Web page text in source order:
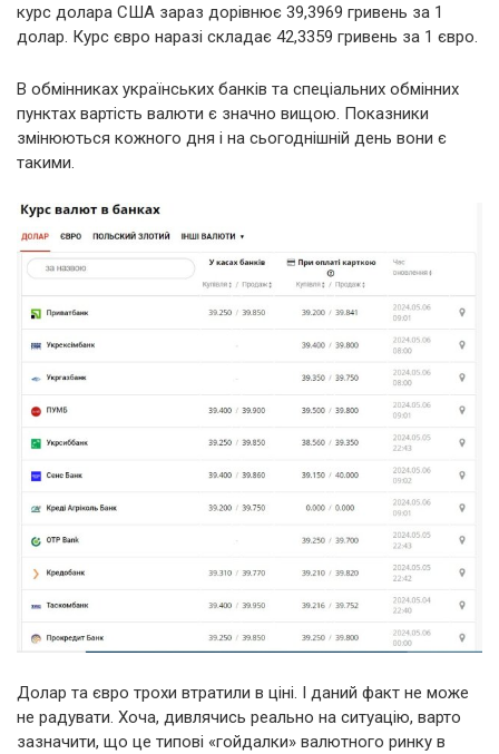
курс долара США зараз дорівнює 39,3969 гривень за 1
долар. Курс євро наразі складає 42,3359 гривень за 1 євро.
В обмінниках українських банків та спеціальних обмінних
пунктах вартість валюти є значно вищою. Показники
змінюються кожного дня і на сьогоднішній день вони є
такими.
Долар та євро трохи втратили в ціні. І даний факт не може
не радувати. Хоча, дивлячись реально на ситуацію, варто
зазначити, що це типові «гойдалки» валютного ринку в